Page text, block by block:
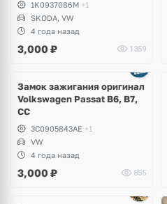
1K0937086M +1
SKODA, VW
4 года назад
3,000 ₽ 1359
Замок зажигания оригинал
Volkswagen Passat B6, B7,
CC
3C0905843AE +1
VW
4 года назад
3,000 ₽ 855